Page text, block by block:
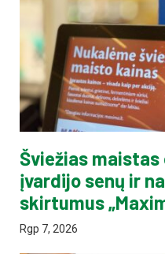
Šviežias
įvardijo senų ir
skirtumus
Rgp 7, 2026